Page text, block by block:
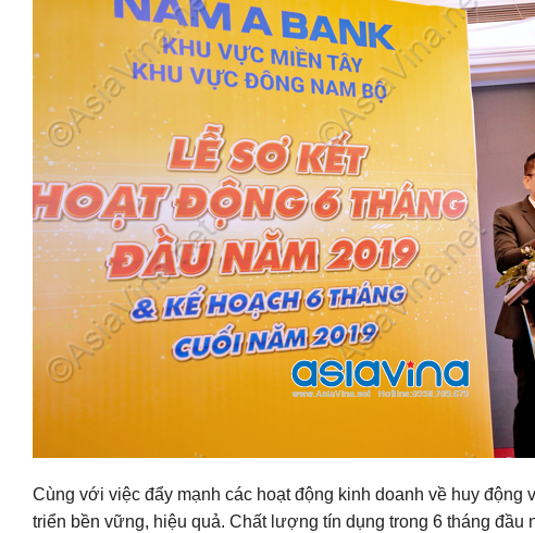
Cùng với việc đẩy mạnh các hoạt động kinh doanh về huy
triển bền vững, hiệu quả. Chất lượng tín dụng trong 6 tháng